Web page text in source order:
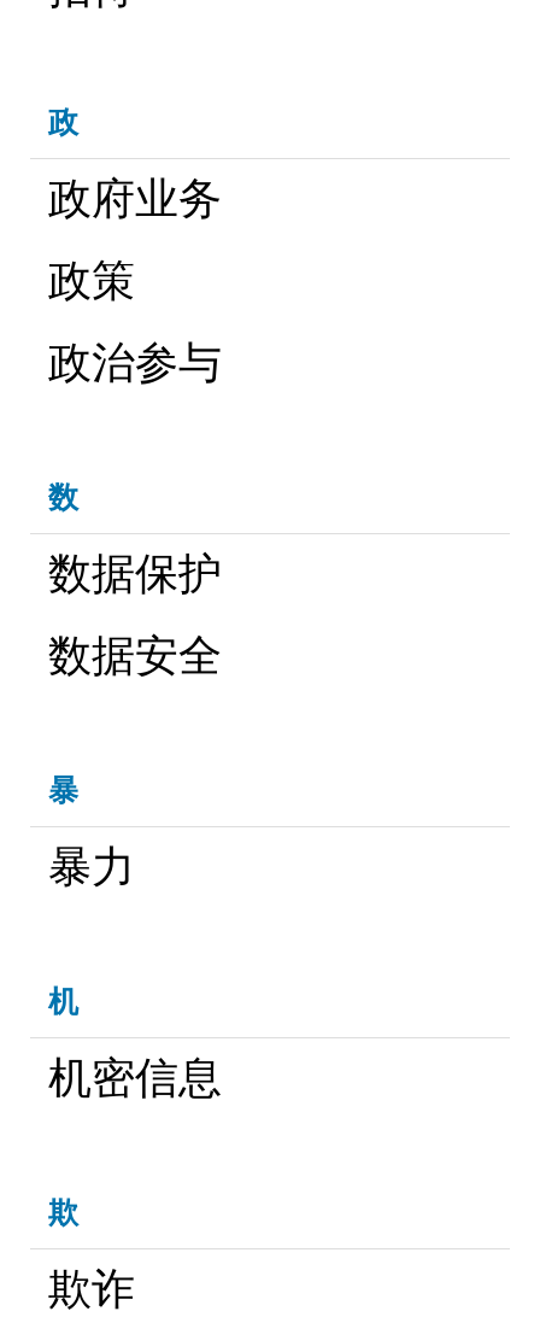
政
政府业务
政策
政治参与
数
数据保护
数据安全
暴
暴力
机
机密信息
欺
欺诈